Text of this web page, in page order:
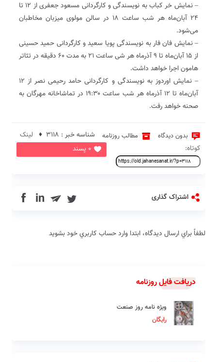
– نمایش خر کباب به نویسندگی و کارگردانی مسعود جعفری از ۱۲ تا
۲۴ آبان‌ماه هر شب ساعت ۱۸ در سالن مولوی میزبان مخاطبان
می‌شود.
– نمایش فان فار به نویسندگی پویا سعید و کارگردانی حمید حسینی
از ۱۵ آبان‌ماه تا ۹ آذرماه هر شی ساعت ۲۱ به مدت ۶۰ دقیقه در تئاتر
‌هامون اجرا خواهد داشت.
– نمایش اوردوز به نویسندگی و کارگردانی حامد رحیمی نصر از ۱۲
آبان‌ماه تا ۱۲ آذرماه هر شب ساعت ۱۹:۳۰ در تماشاخانه مهرگان به
صحنه خواهد رفت.
بدون دیدگاه مطالب روزنامه
0 پسند
شناسه خبر : 3118 ♦
لینک
کوتاه:
اشتراک گذاری in
لطفاً براي ارسال دیدگاه، ابتدا وارد حساب كاربري خود بشويد
دریافت فایل روزنامه
ویژه نامه روز صنعت
رایگان